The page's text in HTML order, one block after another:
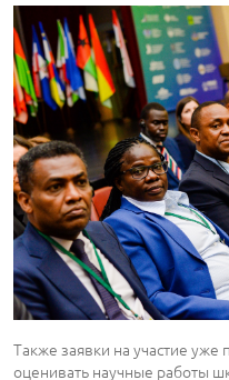
Также заявки на участие уже
оценивать научные работы